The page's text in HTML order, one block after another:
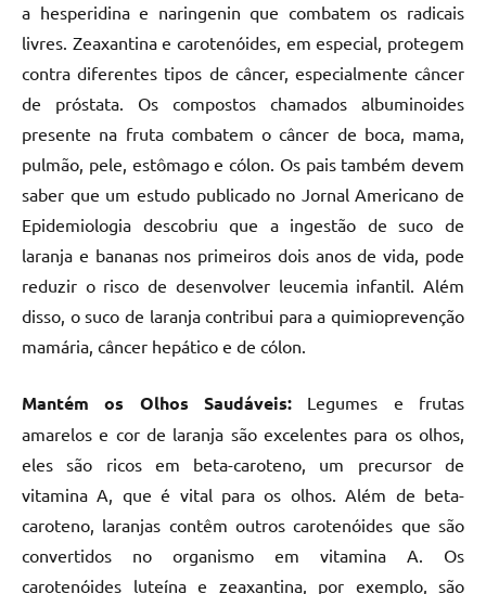
a hesperidina e naringenin que combatem os radicais
livres. Zeaxantina e carotenóides, em especial, protegem
contra diferentes tipos de câncer, especialmente câncer
de próstata. Os compostos chamados albuminoides
presente na fruta combatem o câncer de boca, mama,
pulmão, pele, estômago e cólon. Os pais também devem
saber que um estudo publicado no Jornal Americano de
Epidemiologia descobriu que a ingestão de suco de
laranja e bananas nos primeiros dois anos de vida, pode
reduzir o risco de desenvolver leucemia infantil. Além
disso, o suco de laranja contribui para a quimioprevenção
mamária, câncer hepático e de cólon.
Mantém os Olhos Saudáveis: Legumes e frutas
amarelos e cor de laranja são excelentes para os olhos,
eles são ricos em beta-caroteno, um precursor de
vitamina A, que é vital para os olhos. Além de beta-
caroteno, laranjas contêm outros carotenóides que são
convertidos no organismo em vitamina A. Os
carotenóides luteína e zeaxantina, por exemplo, são